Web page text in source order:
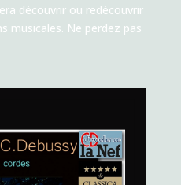
découvrir ou redécouvrir
musicales. Ne perdez pas